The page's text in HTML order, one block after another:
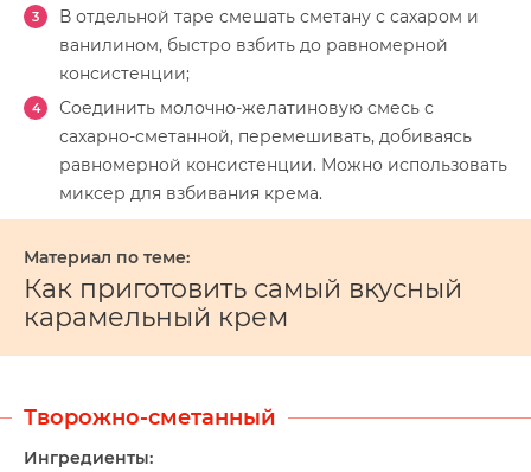
В отдельной таре смешать сметану с сахаром и
ванилином, быстро взбить до равномерной
консистенции;
Соединить молочно-желатиновую смесь с
сахарно-сметанной, перемешивать, добиваясь
равномерной консистенции. Можно использовать
миксер для взбивания крема.
Как приготовить самый вкусный
карамельный крем
Творожно-сметанный
Ингредиенты: